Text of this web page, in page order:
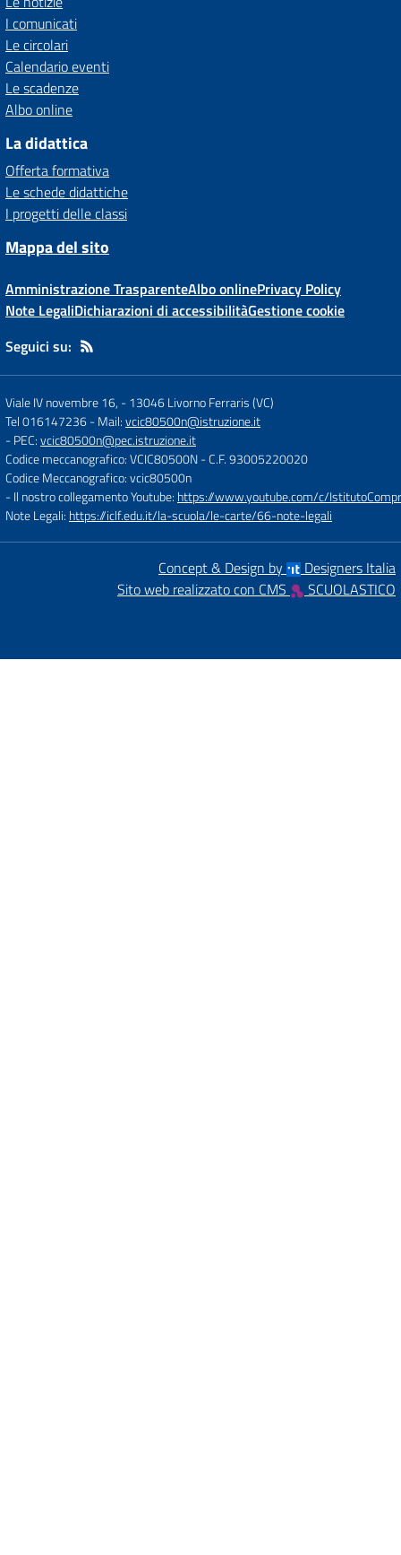
I comunicati
Le circolari
Calendario eventi
Le scadenze
Albo online
La didattica
Offerta formativa
Le schede didattiche
I progetti delle classi
Mappa del sito
Amministrazione TrasparenteAlbo onlinePrivacy Policy
Note LegaliDichiarazioni di accessibilitàGestione cookie
Seguici su:
Viale IV novembre 16, -13046 Livorno Ferraris (VC)
Tel 016147236- Mail:vcic80500n@istruzione.it
- PEC:vcic80500n@pec.istruzione.it
Codice meccanografico: VCIC80500N- C.F. 93005220020
Codice Meccanografico: vcic80500n
- Il nostro collegamento Youtube: https://www.youtube.com/c/
Note Legali: https://iclf.edu.it/la-scuola/le-carte/66-note-legali
Concept & Design by
Designers Italia
Sito web realizzato con CMS
SCUOLASTICO